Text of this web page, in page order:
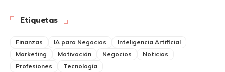
Etiquetas
Finanzas IA para Negocios
Inteligencia Artificial
Marketing
Motivación Negocios
Noticias
Profesiones
Tecnología